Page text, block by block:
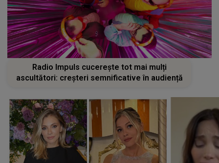
Radio Impuls cucerește tot mai mulți
ascultători: creșteri semnificative în audiență